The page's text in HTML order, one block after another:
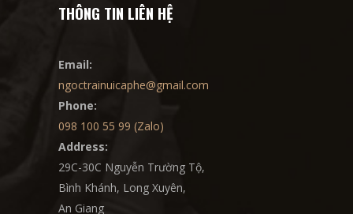
THÔNG TIN LIÊN HỆ
Email:
ngoctrainuicaphe@gmail.com
Phone:
098 100 55 99 (Zalo)
Address:
29C-30C Nguyễn Trường Tộ,
Bình Khánh, Long Xuyên,
An Giang